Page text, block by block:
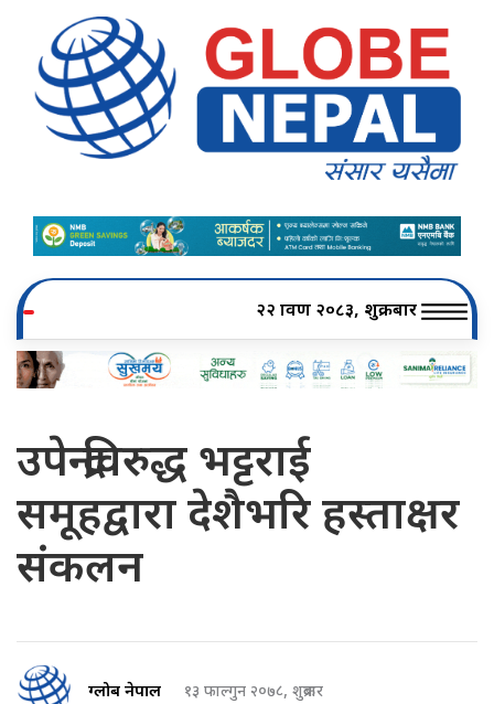
२२ श्रावण २०८३, शुक्रबार
उपेन्द्रविरुद्ध भट्टराई
समूहद्वारा देशैभरि हस्ताक्षर
संकलन
ग्लोब नेपाल १३ फाल्गुन २०७८, शुक्रबार